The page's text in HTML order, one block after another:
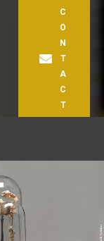
C
O
N
T
A
C
T